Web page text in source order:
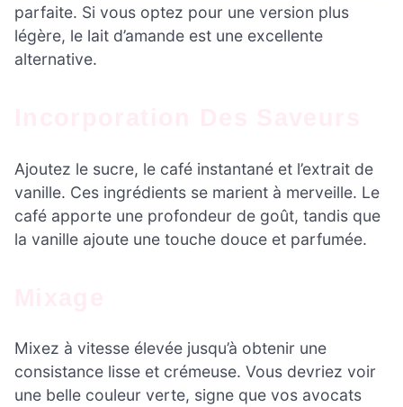
parfaite. Si vous optez pour une version plus
légère, le lait d’amande est une excellente
alternative.
Ajoutez le sucre, le café instantané et l’extrait de
vanille. Ces ingrédients se marient à merveille. Le
café apporte une profondeur de goût, tandis que
la vanille ajoute une touche douce et parfumée.
Mixez à vitesse élevée jusqu’à obtenir une
consistance lisse et crémeuse. Vous devriez voir
une belle couleur verte, signe que vos avocats